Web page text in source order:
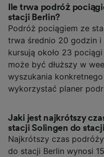
Ile trwa podróż
stacji Berlin?
Podróż pociągiem ze
trwa średnio 20 godzin
kursują około 23
może być dłuższy w
wyszukania
wykorzystać planer
Jaki jest najkrótszy
stacji Solingen do
Najkrótszy czas
do stacji Berlin wynosi